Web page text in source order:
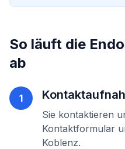
So läuft die
ab
1
Sie kontaktieren
Kontaktformular
Koblenz.